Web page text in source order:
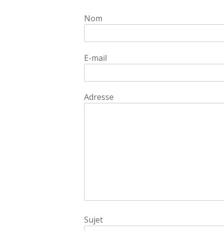
Nom
E-mail
Adresse
Sujet